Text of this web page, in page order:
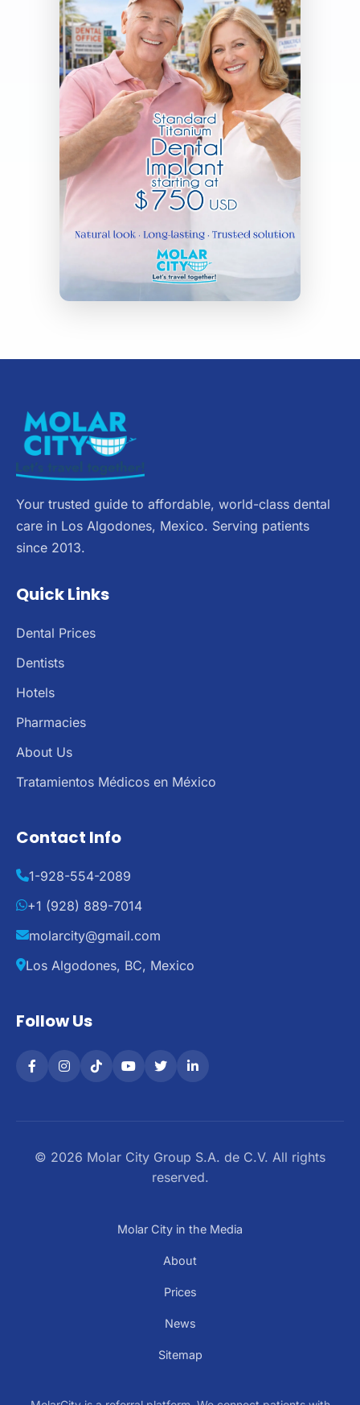
Your trusted guide to affordable, world-class dental
care in Los Algodones, Mexico. Serving patients
since 2013.
Quick Links
Dental Prices
Dentists
Hotels
Pharmacies
About Us
Tratamientos Médicos en México
Contact Info
1-928-554-2089
+1 (928) 889-7014
molarcity@gmail.com
Los Algodones, BC, Mexico
Follow Us
© 2026 Molar City Group S.A. de C.V. All rights
reserved.
Molar City in the Media
About
Prices
News
Sitemap